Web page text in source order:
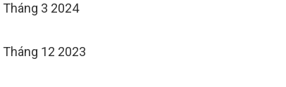
Tháng 3 2024
Tháng 12 2023